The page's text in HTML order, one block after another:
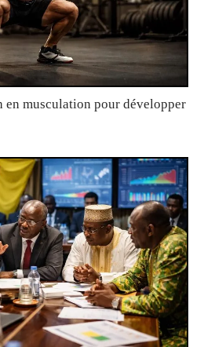
en musculation pour développer